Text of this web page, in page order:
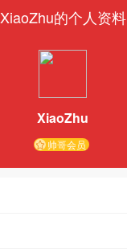
XiaoZhu的个人资料
XiaoZhu
帅哥会员